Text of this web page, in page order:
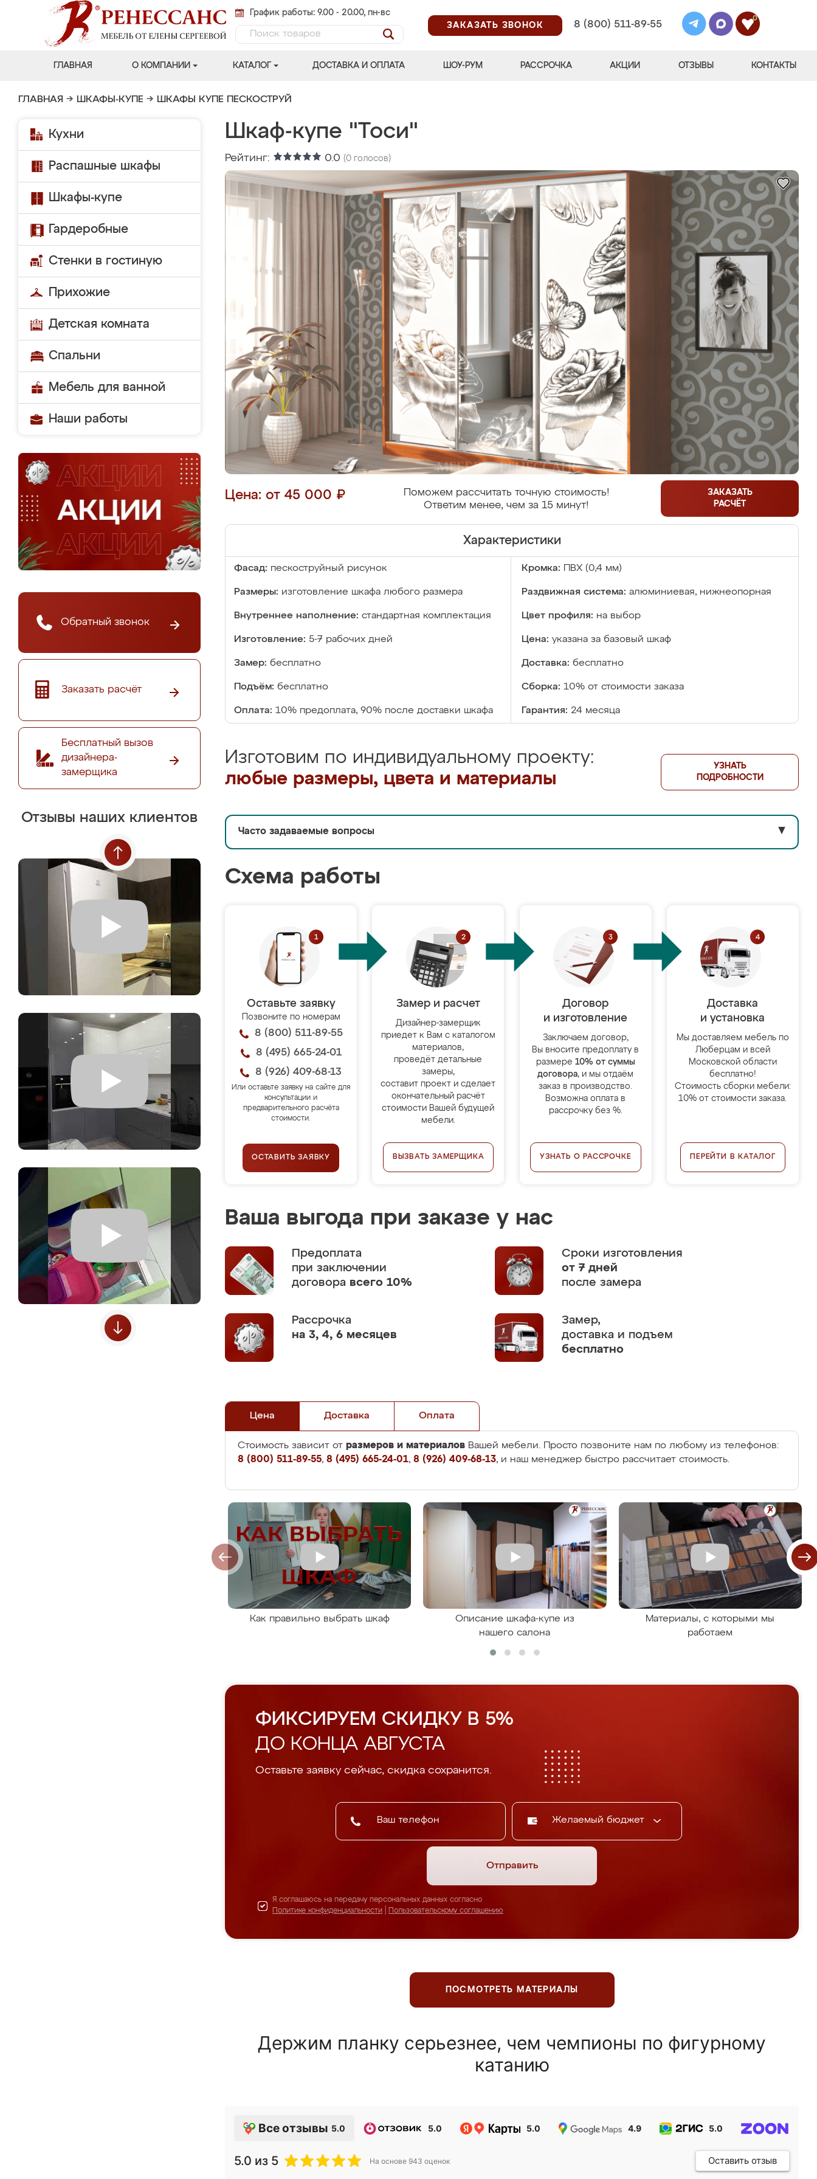
График работы: 9.00 - 20.00, пн-вс
ЗАКАЗАТЬ ЗВОНОК
8 (800) 511-89-55
0
ГЛАВНАЯ О КОМПАНИИ КАТАЛОГ ДОСТАВКА И ОПЛАТА ШОУ-РУМ РАССРОЧКА АКЦИИ ОТЗЫВЫ КОНТАКТЫ
ГЛАВНАЯ → ШКАФЫ-КУПЕ → ШКАФЫ КУПЕ ПЕСКОСТРУЙ
Кухни
Распашные шкафы
Шкафы-купе
Гардеробные
Стенки в гостиную
Прихожие
Детская комната
Спальни
Мебель для ванной
Наши работы
Обратный звонок
Заказать расчёт
Бесплатный вызов
дизайнера-
замерщика
Отзывы наших клиентов
Шкаф-купе "Тоси"
Рейтинг: 0.0 (0 голосов)
Цена: от 45 000 ₽
Поможем рассчитать точную стоимость!
Ответим менее, чем за 15 минут!
ЗАКАЗАТЬ
РАСЧЁТ
Характеристики
Фасад: пескоструйный рисунок Кромка: ПВХ (0,4 мм)
Размеры: изготовление шкафа любого размера Раздвижная система: алюминиевая, нижнеопорная
Внутреннее наполнение: стандартная комплектация Цвет профиля: на выбор
Изготовление: 5-7 рабочих дней Цена: указана за базовый шкаф
Замер: бесплатно Доставка: бесплатно
Подъём: бесплатно Сборка: 10% от стоимости заказа
Оплата: 10% предоплата, 90% после доставки шкафа Гарантия: 24 месяца
Изготовим по индивидуальному проекту:
любые размеры, цвета и материалы
УЗНАТЬ
ПОДРОБНОСТИ
Часто задаваемые вопросы ▼
Схема работы
Оставьте заявку
Позвоните по номерам
8 (800) 511-89-55
8 (495) 665-24-01
8 (926) 409-68-13
Или оставьте заявку на сайте для
консультации и
предварительного расчёта
стоимости.
ОСТАВИТЬ ЗАЯВКУ
Замер и расчет
Дизайнер-замерщик
приедет к Вам с каталогом
материалов,
проведёт детальные
замеры,
составит проект и сделает
окончательный расчёт
стоимости Вашей будущей
мебели.
ВЫЗВАТЬ ЗАМЕРЩИКА
Договор
и изготовление
Заключаем договор,
Вы вносите предоплату в
размере 10% от суммы
договора, и мы отдаём
заказ в производство.
Возможна оплата в
рассрочку без %.
УЗНАТЬ О РАССРОЧКЕ
Доставка
и установка
Мы доставляем мебель по
Люберцам и всей
Московской области
бесплатно!
Стоимость сборки мебели:
10% от стоимости заказа.
ПЕРЕЙТИ В КАТАЛОГ
Ваша выгода при заказе у нас
Предоплата
при заключении
договора всего 10%
Сроки изготовления
от 7 дней
после замера
Рассрочка
на 3, 4, 6 месяцев
Замер,
доставка и подъем
бесплатно
Цена Доставка Оплата
Стоимость зависит от размеров и материалов Вашей мебели. Просто позвоните нам по любому из телефонов:
8 (800) 511-89-55, 8 (495) 665-24-01, 8 (926) 409-68-13, и наш менеджер быстро рассчитает стоимость.
Как правильно выбрать шкаф
Описание шкафа-купе из
нашего салона
Материалы, с которыми мы
работаем
ФИКСИРУЕМ СКИДКУ В 5%
ДО КОНЦА АВГУСТА
Оставьте заявку сейчас, скидка сохранится.
Желаемый бюджет
Отправить
Я соглашаюсь на передачу персональных данных согласно
Политике конфиденциальности
Пользовательскому соглашению
ПОСМОТРЕТЬ МАТЕРИАЛЫ
Держим планку серьезнее, чем чемпионы по фигурному
катанию
Все отзывы 5.0 5.0 5.0 4.9 5.0
5.0 из 5 На основе 943 оценок Оставить отзыв